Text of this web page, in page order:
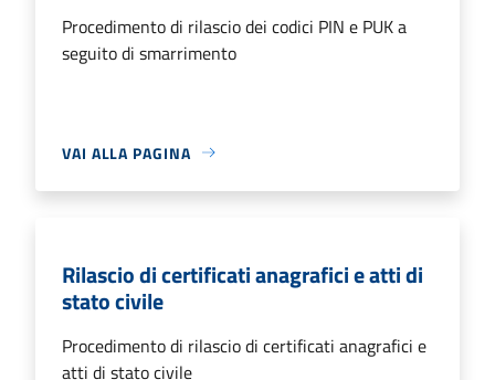
Procedimento di rilascio dei codici PIN e PUK a
seguito di smarrimento
VAI ALLA PAGINA
Rilascio di certificati anagrafici e atti di
stato civile
Procedimento di rilascio di certificati anagrafici e
atti di stato civile